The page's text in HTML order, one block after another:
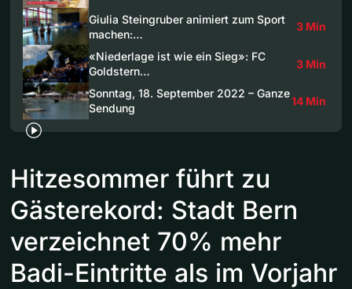
Giulia Steingruber animiert zum Sport
machen:…
3 Min
«Niederlage ist wie ein Sieg»: FC
Goldstern…
3 Min
Sonntag, 18. September 2022 – Ganze
Sendung
14 Min
Hitzesommer führt zu
Gästerekord: Stadt Bern
verzeichnet 70% mehr
Badi-Eintritte als im Vorjahr